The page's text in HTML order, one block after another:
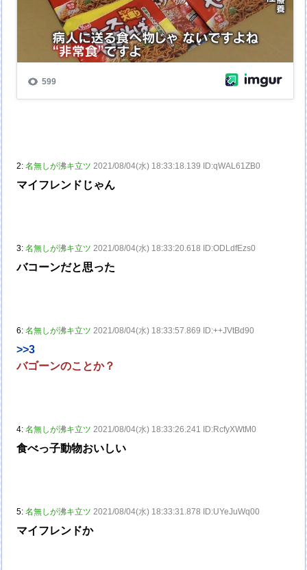
2:名無しが沸キ立ツ 2021/08/04(水) 18:33:18.139 ID:qWAL61ZB0
マイフレンドじゃん
3:名無しが沸キ立ツ 2021/08/04(水) 18:33:20.618 ID:ODLdfEzs0
バコーンだと思った
6:名無しが沸キ立ツ 2021/08/04(水) 18:33:57.869 ID:++JVtBd90
>>3
バゴーンのことか？
4:名無しが沸キ立ツ 2021/08/04(水) 18:33:26.241 ID:RcfyXWtM0
食べっ子動物おいしい
5:名無しが沸キ立ツ 2021/08/04(水) 18:33:31.878 ID:UYeJuWq00
マイフレンドか